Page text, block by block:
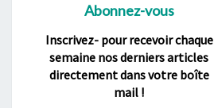
Abonnez-vous
Inscrivez- pour recevoir chaque
semaine nos derniers articles
directement dans votre boîte
mail !